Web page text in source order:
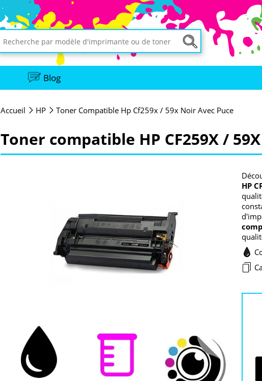
Blog
Accueil HP Toner Compatible Hp Cf259x / 59x Noir Avec Puce
Toner compatible HP CF259X /
HP